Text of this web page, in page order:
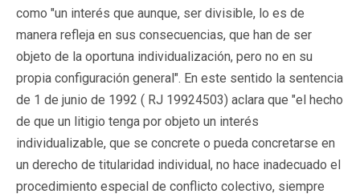
como "un interés que aunque, ser divisible, lo es de
manera refleja en sus consecuencias, que han de ser
objeto de la oportuna individualización, pero no en su
propia configuración general". En este sentido la sentencia
de 1 de junio de 1992 ( RJ 19924503) aclara que "el hecho
de que un litigio tenga por objeto un interés
individualizable, que se concrete o pueda concretarse en
un derecho de titularidad individual, no hace inadecuado el
procedimiento especial de conflicto colectivo, siempre